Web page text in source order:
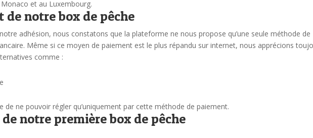
Monaco et au Luxembourg.
de notre box de pêche
adhésion, nous constatons que la plateforme ne nous propose qu’une seule méthode de
Même si ce moyen de paiement est le plus répandu sur internet, nous apprécions
comme :
de ne pouvoir régler qu’uniquement par cette méthode de paiement.
notre première box de pêche